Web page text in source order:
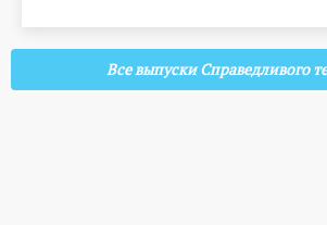
Все выпуски Справедливого